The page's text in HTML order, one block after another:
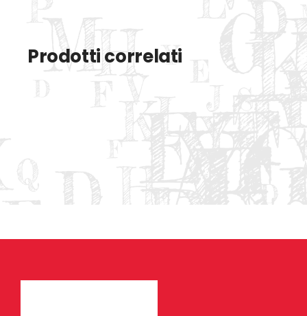
Prodotti correlati